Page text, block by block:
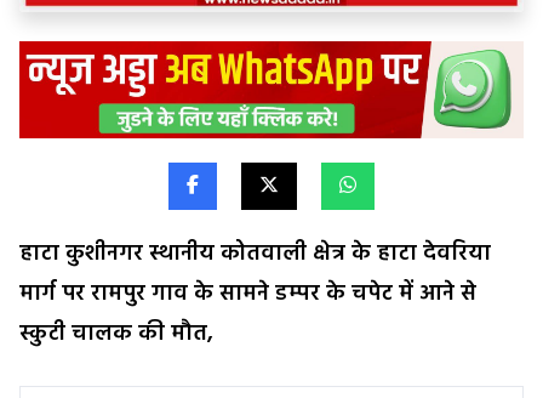
हाटा कुशीनगर स्थानीय कोतवाली क्षेत्र के हाटा देवरिया
मार्ग पर रामपुर गाव के सामने डम्पर के चपेट में आने से
स्कुटी चालक की मौत,